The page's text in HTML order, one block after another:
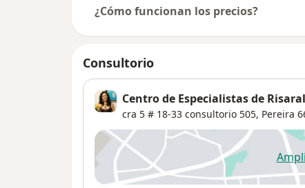
¿Cómo funcionan los precios?
Consultorio
Centro de Especialistas de
cra 5 # 18-33 consultorio 505, Pereira